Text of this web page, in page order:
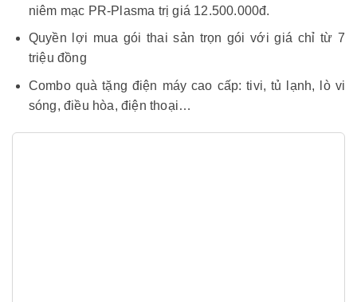
niêm mạc PR-Plasma trị giá 12.500.000đ.
Quyền lợi mua gói thai sản trọn gói với giá chỉ từ 7
triệu đồng
Combo quà tặng điện máy cao cấp: tivi, tủ lạnh, lò vi
sóng, điều hòa, điện thoại…